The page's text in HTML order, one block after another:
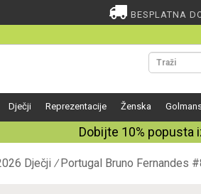
BESPLATNA
Dječji Reprezentacije Ženska
Dobijte 10% popusta
Dječji Portugal Bruno Fernandes